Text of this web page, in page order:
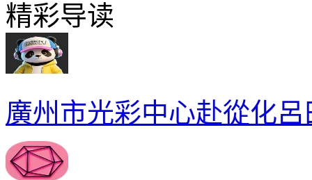
精彩导读
廣州市光彩中心赴從化